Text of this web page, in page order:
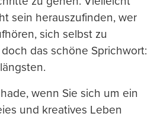
sein herauszufinden, wer
sich selbst zu
das schöne Sprichwort:
wenn Sie sich um ein
und kreatives Leben